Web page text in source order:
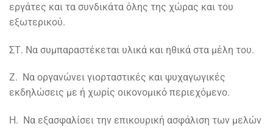
εργάτες και τα συνδικάτα όλης της χώρας και του
εξωτερικού.
ΣΤ. Να συμπαραστέκεται υλικά και ηθικά στα μέλη του.
Ζ. Να οργανώνει γιορταστικές και ψυχαγωγικές
εκδηλώσεις με ή χωρίς οικονομικό περιεχόμενο.
Η. Να εξασφαλίσει την επικουρική ασφάλιση των μελών